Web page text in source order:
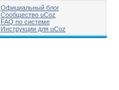
Официальный блог
Сообщество uCoz
FAQ по системе
Инструкции для uCoz